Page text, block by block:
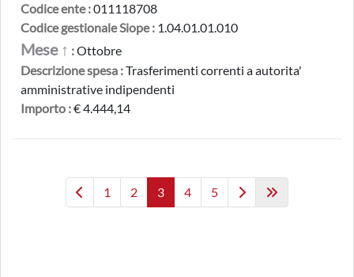
Codice ente :011118708
Codice gestionale Siope : 1.04.01.01.010
Mese ↑ :Ottobre
Descrizione spesa :Trasferimenti correnti a autorita'
amministrative indipendenti
Importo :€ 4.444,14
1 2 3 4 5